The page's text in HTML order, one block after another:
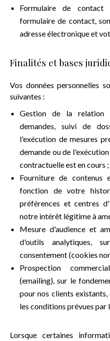
Formulaire de
formulaire de contact,
adresse électronique et
Finalités et bases
Vos données personnelles
suivantes :
Gestion de la relation
demandes, suivi de
l'exécution de mesures
demande ou de
contractuelle est en cours ;
Fourniture de contenus
fonction de votre
préférences et centres
notre intérêt légitime à
Mesure d'audience et
d'outils analytiques,
consentement (cookies
Prospection
(emailing), sur le
pour nos clients
les conditions prévues par
Lorsque certaines